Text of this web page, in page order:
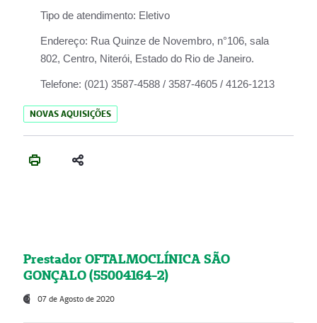
Tipo de atendimento: Eletivo
Endereço: Rua Quinze de Novembro, n°106, sala
802, Centro, Niterói, Estado do Rio de Janeiro.
Telefone: (021) 3587-4588 / 3587-4605 / 4126-1213
NOVAS AQUISIÇÕES
Prestador OFTALMOCLÍNICA SÃO
GONÇALO (55004164-2)
07 de Agosto de 2020